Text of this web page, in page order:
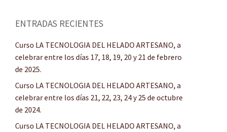
ENTRADAS RECIENTES
Curso LA TECNOLOGIA DEL HELADO ARTESANO, a
celebrar entre los días 17, 18, 19, 20 y 21 de febrero
de 2025.
Curso LA TECNOLOGIA DEL HELADO ARTESANO, a
celebrar entre los días 21, 22, 23, 24 y 25 de octubre
de 2024.
Curso LA TECNOLOGIA DEL HELADO ARTESANO, a